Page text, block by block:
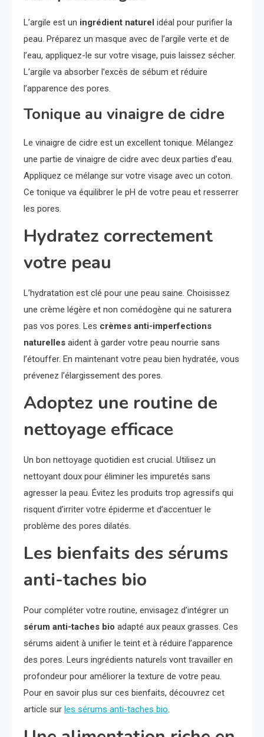
L’argile est un ingrédient naturel idéal pour purifier la
peau. Préparez un masque avec de l’argile verte et de
l’eau, appliquez-le sur votre visage, puis laissez sécher.
L’argile va absorber l’excès de sébum et réduire
l’apparence des pores.
Tonique au vinaigre de cidre
Le vinaigre de cidre est un excellent tonique. Mélangez
une partie de vinaigre de cidre avec deux parties d’eau.
Appliquez ce mélange sur votre visage avec un coton.
Ce tonique va équilibrer le pH de votre peau et resserrer
les pores.
Hydratez correctement
votre peau
L’hydratation est clé pour une peau saine. Choisissez
une crème légère et non comédogène qui ne saturera
pas vos pores. Les crèmes anti-imperfections
naturelles aident à garder votre peau nourrie sans
l’étouffer. En maintenant votre peau bien hydratée, vous
prévenez l’élargissement des pores.
Adoptez une routine de
nettoyage efficace
Un bon nettoyage quotidien est crucial. Utilisez un
nettoyant doux pour éliminer les impuretés sans
agresser la peau. Évitez les produits trop agressifs qui
risquent d’irriter votre épiderme et d’accentuer le
problème des pores dilatés.
Les bienfaits des sérums
anti-taches bio
Pour compléter votre routine, envisagez d’intégrer un
sérum anti-taches bio adapté aux peaux grasses. Ces
sérums aident à unifier le teint et à réduire l’apparence
des pores. Leurs ingrédients naturels vont travailler en
profondeur pour améliorer la texture de votre peau.
Pour en savoir plus sur ces bienfaits, découvrez cet
article sur les sérums anti-taches bio.